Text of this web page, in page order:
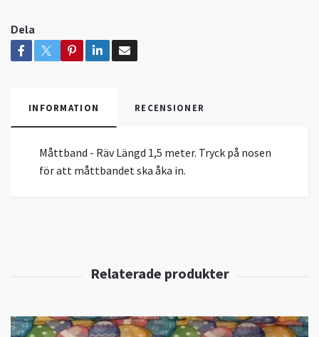
Dela
INFORMATION RECENSIONER
Måttband - Räv Längd 1,5 meter. Tryck på nosen
för att måttbandet ska åka in.